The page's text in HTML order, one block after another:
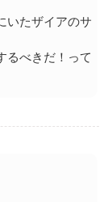
いたザイアのサ
るべきだ！って